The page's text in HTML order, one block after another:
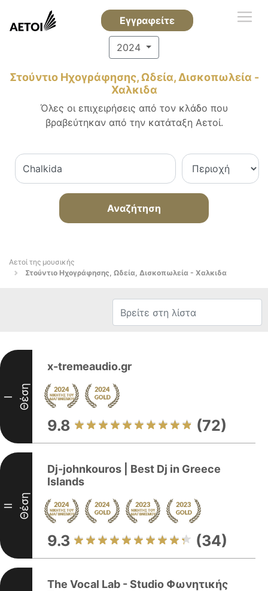
Εγγραφείτε
2024
Στούντιο Ηχογράφησης, Ωδεία, Δισκοπωλεία -
Χαλκιδα
Όλες οι επιχειρήσεις από τον κλάδο που
βραβεύτηκαν από την κατάταξη Αετοί.
Αναζήτηση
Αετοί της μουσικής
Στούντιο Ηχογράφησης, Ωδεία, Δισκοπωλεία - Χαλκιδα
I Θέση
x-tremeaudio.gr
9.8 (72)
II Θέση
Dj-johnkouros | Best Dj in Greece
Islands
9.3 (34)
The Vocal Lab - Studio Φωνητικής